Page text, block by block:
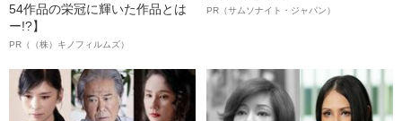
54作品の栄冠に輝いた作品とは
ー!?】
PR（（株）キノフィルムズ）
PR（サムソナイト・ジャパン）